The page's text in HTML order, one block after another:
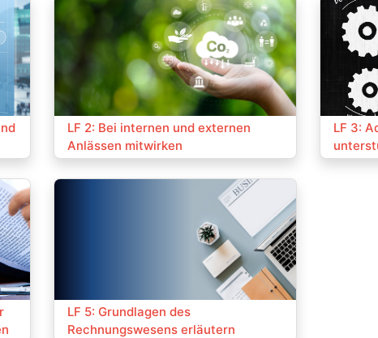
Kurs:
LF 2: Bei internen und externen
Anlässen mitwirken
Kurs:
LF 3:
Kurs:
LF 5: Grundlagen des
Rechnungswesens erläutern